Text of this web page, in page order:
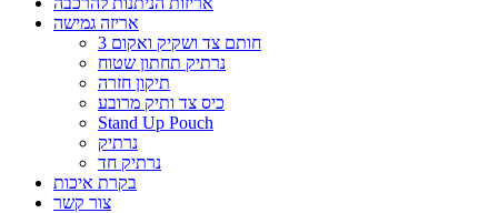
אריזה גמישה
3 חותם צד ושקיק ואקום
נרתיק תחתון שטוח
תיקון חזרה
כיס צד ותיק מרובע
Stand Up Pouch
נרתיק
נרתיק חד
בקרת איכות
צור קשר